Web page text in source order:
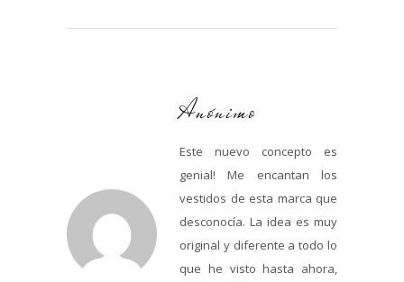
Anónimo
Este nuevo concepto es
genial! Me encantan los
vestidos de esta marca que
desconocía. La idea es muy
original y diferente a todo lo
que he visto hasta ahora,